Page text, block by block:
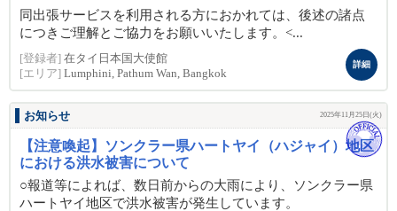
同出張サービスを利用される方におかれては、後述の諸点
につきご理解とご協力をお願いいたします。<...
[登録者] 在タイ日本国大使館
[エリア] Lumphini, Pathum Wan, Bangkok
詳細
お知らせ 2025年11月25日(火)
【注意喚起】ソンクラー県ハートヤイ（ハジャイ）地区
における洪水被害について
○報道等によれば、数日前からの大雨により、ソンクラー県
ハートヤイ地区で洪水被害が発生しています。